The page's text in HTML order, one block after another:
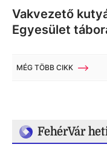
Vakvezető
Egyesület
MÉG TÖBB CIKK
FehérVár